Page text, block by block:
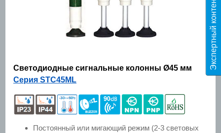
Э
к
с
п
е
р
т
н
ы
й
к
о
н
т
е
н
т
T
E
S
Светодиодные сигнальные колонны Ø45 мм
Серия STC45ML
Постоянный или мигающий режим (2-3 световых